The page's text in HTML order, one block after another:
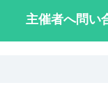
主催者へ問い